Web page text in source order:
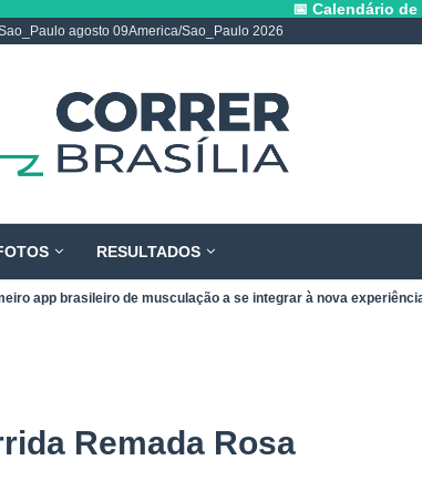
📅 Calendário
agosto 09America/Sao_Paulo 2026
RESULTADOS
app brasileiro de musculação a se integrar à nova
Remada Rosa